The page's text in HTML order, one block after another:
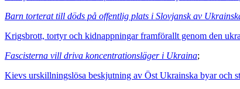
Barn torterat till döds på offentlig plats i Slovjansk av
Krigsbrott, tortyr och kidnappningar framförallt genom den
Fascisterna vill driva koncentrationsläger i Ukraina;
Kievs urskillningslösa beskjutning av Öst Ukrainska byar och